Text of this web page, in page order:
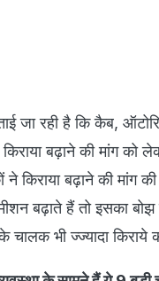
जा रही है कि कैब,
बढ़ाने की मांग को
किराया बढ़ाने की मांग
बढ़ाते हैं तो इसका
भी ज्‍ज्‍यादा किराये